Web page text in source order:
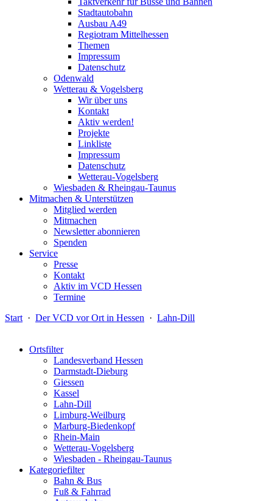
Stadtautobahn
Ausbau A49
Regiotram Mittelhessen
Themen
Impressum
Datenschutz
Odenwald
Wetterau & Vogelsberg
Wir über uns
Kontakt
Aktiv werden!
Projekte
Linkliste
Impressum
Datenschutz
Wetterau-Vogelsberg
Wiesbaden & Rheingau-Taunus
Mitmachen & Unterstützen
Mitglied werden
Mitmachen
Newsletter abonnieren
Spenden
Service
Presse
Kontakt
Aktiv im VCD Hessen
Termine
Start · Der VCD vor Ort in Hessen · Lahn-Dill
Ortsfilter
Landesverband Hessen
Darmstadt-Dieburg
Giessen
Kassel
Lahn-Dill
Limburg-Weilburg
Marburg-Biedenkopf
Rhein-Main
Wetterau-Vogelsberg
Wiesbaden - Rheingau-Taunus
Kategoriefilter
Bahn & Bus
Fuß & Fahrrad